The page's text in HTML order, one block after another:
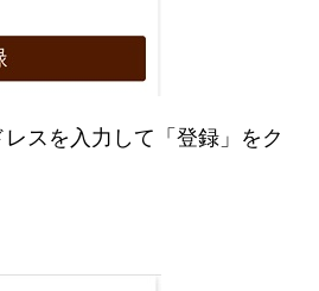
スを入力して「登録」をク